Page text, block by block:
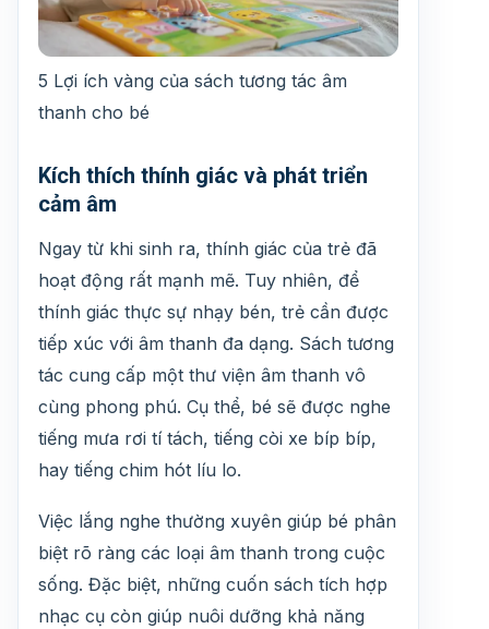
5 Lợi ích vàng của sách tương tác âm
thanh cho bé
Kích thích thính giác và phát triển
cảm âm
Ngay từ khi sinh ra, thính giác của trẻ đã
hoạt động rất mạnh mẽ. Tuy nhiên, để
thính giác thực sự nhạy bén, trẻ cần được
tiếp xúc với âm thanh đa dạng. Sách tương
tác cung cấp một thư viện âm thanh vô
cùng phong phú. Cụ thể, bé sẽ được nghe
tiếng mưa rơi tí tách, tiếng còi xe bíp bíp,
hay tiếng chim hót líu lo.
Việc lắng nghe thường xuyên giúp bé phân
biệt rõ ràng các loại âm thanh trong cuộc
sống. Đặc biệt, những cuốn sách tích hợp
nhạc cụ còn giúp nuôi dưỡng khả năng